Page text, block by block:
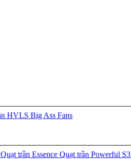
HVLS Big Ass Fans
Quạt trần Essence Quạt trần Powerful S3